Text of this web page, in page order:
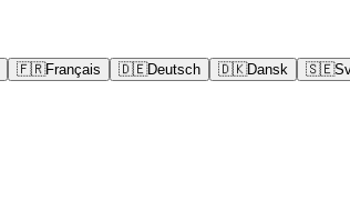
🇫🇷Français 🇩🇪Deutsch 🇩🇰Dansk 🇸🇪